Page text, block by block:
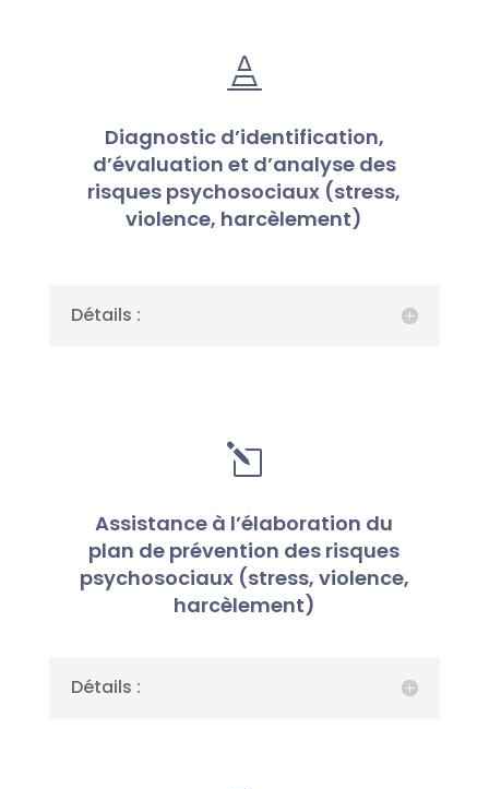

Diagnostic d’identification,
d’évaluation et d’analyse des
risques psychosociaux (stress,
violence, harcèlement)
Détails :
l
Assistance à l’élaboration du
plan de prévention des risques
psychosociaux (stress, violence,
harcèlement)
Détails :